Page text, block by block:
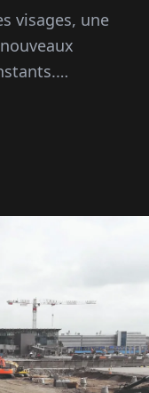
visages, une